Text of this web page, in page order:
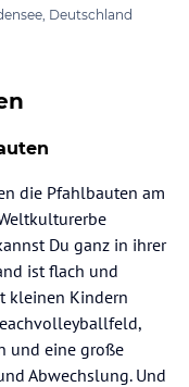
Deutschland
die Pfahlbauten am
Du ganz in ihrer
ist flach und
kleinen Kindern
und eine große
Abwechslung. Und